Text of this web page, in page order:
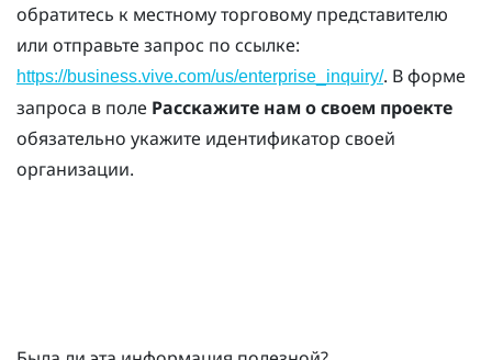
обратитесь к местному торговому представителю
или отправьте запрос по ссылке:
https://business.vive.com/us/enterprise_inquiry/. В форме
запроса в поле Расскажите нам о своем проекте
обязательно укажите идентификатор своей
организации.